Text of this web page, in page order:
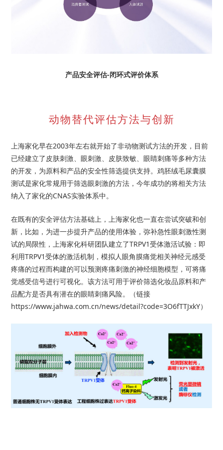
产品安全评估-闭环式评价体系
动物替代评估方法与创新
上海家化早在2003年左右就开始了非动物测试方法的开发，目前
已经建立了皮肤刺激、眼刺激、皮肤致敏、眼睛刺痛等多种方法
的开发，为原料和产品的安全性筛选提供支持。鸡胚绒毛尿囊膜
测试是家化常规用于筛选眼刺激的方法，今年成功的将相关方法
纳入了家化的CNAS实验体系中。
在既有的安全评估方法基础上，上海家化也一直在尝试突破和创
新，比如，为进一步提升产品的使用体验，弥补急性眼刺激性测
试的局限性，上海家化科研团队建立了TRPV1受体激活试验：即
利用TRPV1受体的激活机制，模拟人眼角膜痛觉相关神经元感受
疼痛的过程而构建的可以预测疼痛刺激的神经细胞模型，可将痛
觉感受信号进行可视化。该方法可用于评价筛选化妆品原料和产
品配方是否具有潜在的眼睛刺痛风险。（链接
https://www.jahwa.com.cn/news/detail?code=3O6fTTJxkY）